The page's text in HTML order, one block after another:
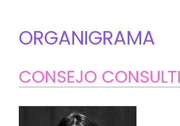
ORGANIGRAMA
CONSEJO